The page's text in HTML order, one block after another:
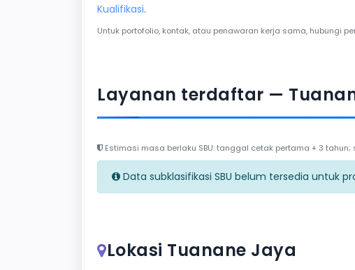
Kualifikasi.
Untuk portofolio, kontak, atau penawaran kerja sama, hubungi
Layanan terdaftar —
Estimasi masa berlaku SBU: tanggal cetak pertama + 3
Data subklasifikasi SBU belum tersedia untuk
Lokasi Tuanane Jaya